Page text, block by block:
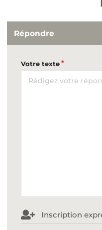
Répondre
Votre texte
Inscription